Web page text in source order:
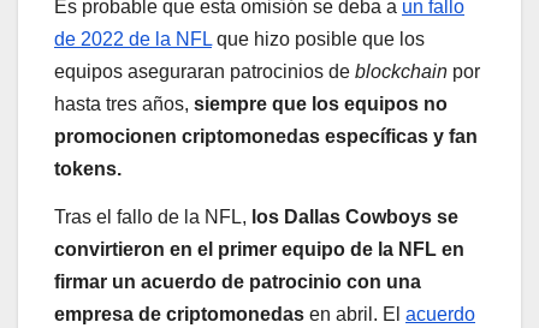
Es probable que esta omisión se deba a un fallo
de 2022 de la NFL que hizo posible que los
equipos aseguraran patrocinios de blockchain por
hasta tres años, siempre que los equipos no
promocionen criptomonedas específicas y fan
tokens.
Tras el fallo de la NFL, los Dallas Cowboys se
convirtieron en el primer equipo de la NFL en
firmar un acuerdo de patrocinio con una
empresa de criptomonedas en abril. El acuerdo